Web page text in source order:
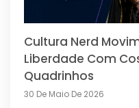
Cultura Nerd
Liberdade Com
Quadrinhos
30 De Maio De 2026